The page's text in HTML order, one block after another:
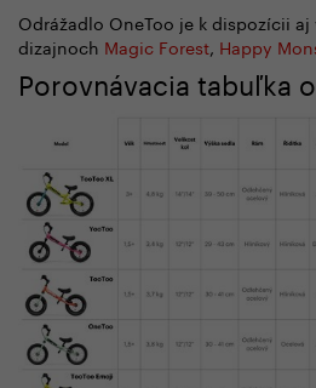
Odrážadlo OneToo je k dispozícii
dizajnoch Magic Forest, Happy
Porovnávacia tabuľka